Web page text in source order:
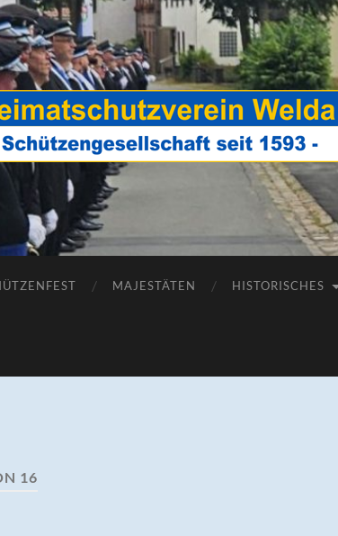
MAJESTÄTEN HISTORISCHES
16